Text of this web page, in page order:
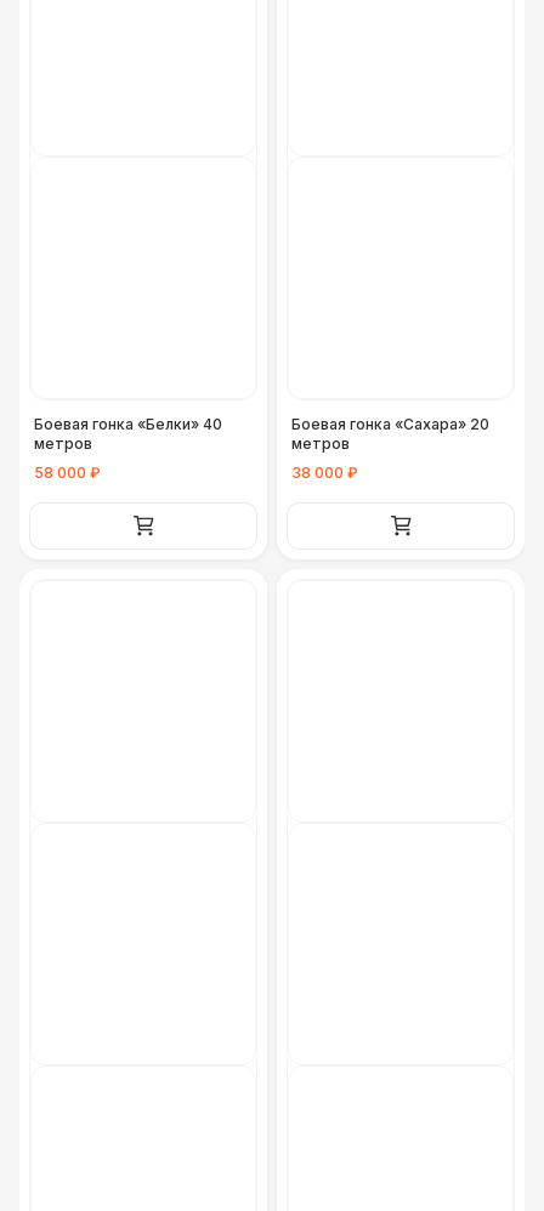
Боевая гонка «Белки» 40
метров
58 000 ₽
Боевая гонка «Сахара» 20
метров
38 000 ₽